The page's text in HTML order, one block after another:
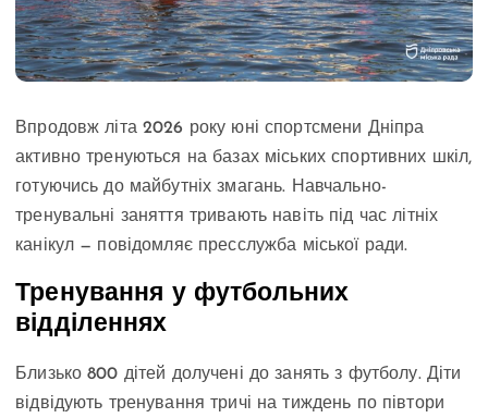
Впродовж літа 2026 року юні спортсмени Дніпра
активно тренуються на базах міських спортивних шкіл,
готуючись до майбутніх змагань. Навчально-
тренувальні заняття тривають навіть під час літніх
канікул — повідомляє пресслужба міської ради.
Тренування у футбольних
відділеннях
Близько 800 дітей долучені до занять з футболу. Діти
відвідують тренування тричі на тиждень по півтори